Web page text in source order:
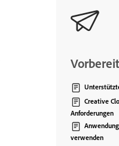
Creative
Anforderungen
verwenden